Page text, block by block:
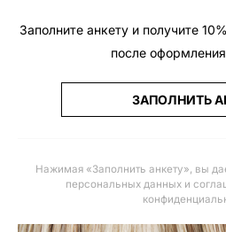
Заполните анкету и получите
после
ЗАПОЛНИТЬ
Нажимая «Заполнить анкету», вы
персональных данных и